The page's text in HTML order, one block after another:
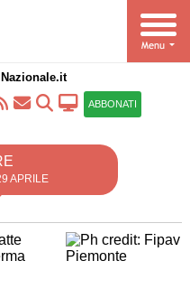
IlNazionale.it
ABBONATI
APRILE